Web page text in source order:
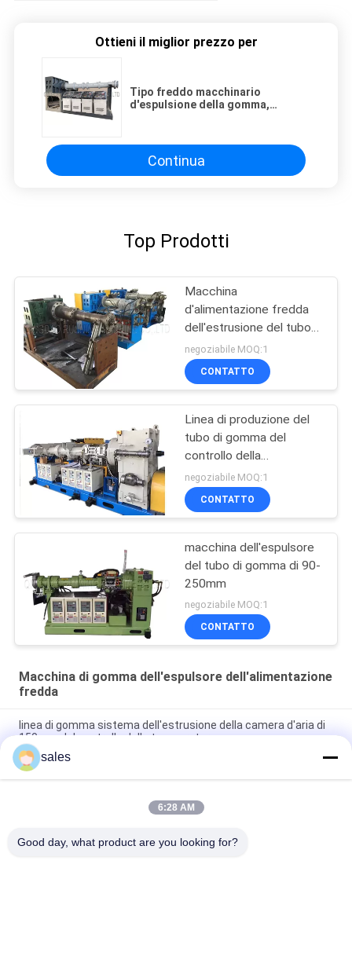
Ottieni il miglior prezzo per
Tipo freddo macchinario
d'espulsione della gomma,
20D
Continua
Top Prodotti
Macchina
d'alimentazione fredda
dell'estrusione del tubo
di gomma
negoziabile MOQ:1
CONTATTO
Linea di produzione del
tubo di gomma del
controllo della
temperatura
negoziabile MOQ:1
CONTATTO
macchina dell'espulsore
del tubo di gomma di 90-
250mm
negoziabile MOQ:1
CONTATTO
Macchina di gomma dell'espulsore dell'alimentazione
fredda
linea di gomma sistema dell'estrusione della camera d'aria di
150mm del controllo della temperatura
Pompa di circolazione di gomma della macchina dell'espulsore
dell'alimentazione fredda dei tubi delle strisce
Tipo a vite di vuoto dell'attrezzatura di gomma dell'estrusione
sales
6:28 AM
Good day, what product are you looking for?